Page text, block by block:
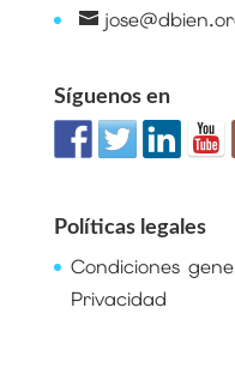
Síguenos en
Políticas legales
Condiciones
Privacidad